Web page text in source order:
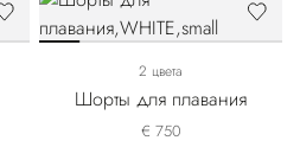
2 цвета
Шорты для плавания
€ 750